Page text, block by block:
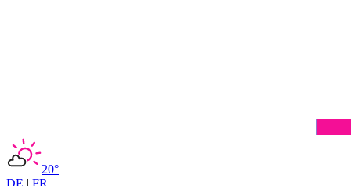
20°
DE | FR